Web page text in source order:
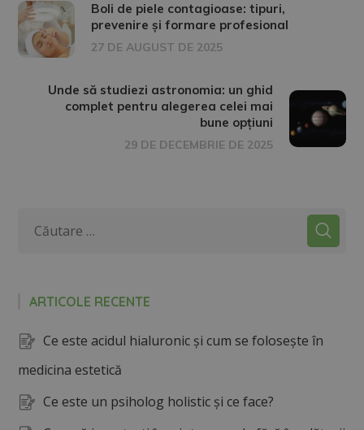
Boli de piele contagioase: tipuri,
prevenire și formare profesional
27 DE AUGUST DE 2025
Unde să studiezi astronomia: un ghid
complet pentru alegerea celei mai
bune opțiuni
29 DE DECEMBRIE DE 2025
ARTICOLE RECENTE
Ce este acidul hialuronic și cum se folosește în
medicina estetică
Ce este un psiholog holistic și ce face?